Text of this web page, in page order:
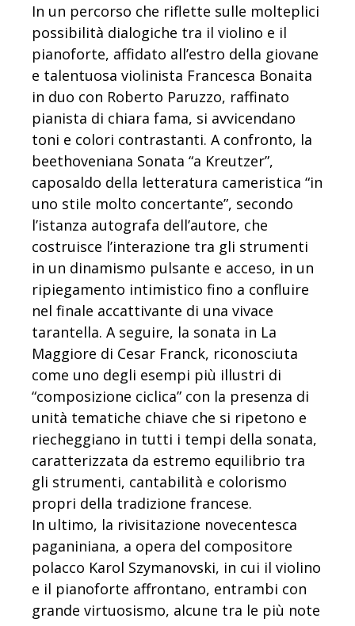
In un percorso che riflette sulle molteplici
possibilità dialogiche tra il violino e il
pianoforte, affidato all’estro della giovane
e talentuosa violinista Francesca Bonaita
in duo con Roberto Paruzzo, raffinato
pianista di chiara fama, si avvicendano
toni e colori contrastanti. A confronto, la
beethoveniana Sonata “a Kreutzer”,
caposaldo della letteratura cameristica “in
uno stile molto concertante”, secondo
l’istanza autografa dell’autore, che
costruisce l’interazione tra gli strumenti
in un dinamismo pulsante e acceso, in un
ripiegamento intimistico fino a confluire
nel finale accattivante di una vivace
tarantella. A seguire, la sonata in La
Maggiore di Cesar Franck, riconosciuta
come uno degli esempi più illustri di
“composizione ciclica” con la presenza di
unità tematiche chiave che si ripetono e
riecheggiano in tutti i tempi della sonata,
caratterizzata da estremo equilibrio tra
gli strumenti, cantabilità e colorismo
propri della tradizione francese.
In ultimo, la rivisitazione novecentesca
paganiniana, a opera del compositore
polacco Karol Szymanovski, in cui il violino
e il pianoforte affrontano, entrambi con
grande virtuosismo, alcune tra le più note